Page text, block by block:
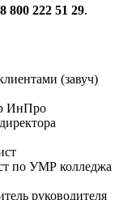
8 800 222 51 29.
(завуч)
ИнПро
по УМР колледжа
руководителя